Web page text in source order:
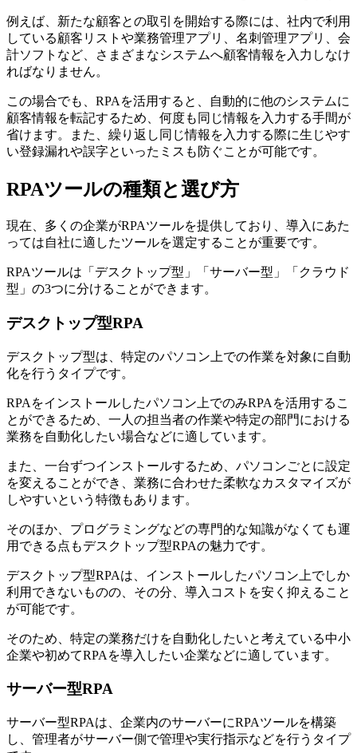
例えば、新たな顧客との取引を開始する際には、社内で利用
している顧客リストや業務管理アプリ、名刺管理アプリ、会
計ソフトなど、さまざまなシステムへ顧客情報を入力しなけ
ればなりません。
この場合でも、RPAを活用すると、自動的に他のシステムに
顧客情報を転記するため、何度も同じ情報を入力する手間が
省けます。また、繰り返し同じ情報を入力する際に生じやす
い登録漏れや誤字といったミスも防ぐことが可能です。
RPAツールの種類と選び方
現在、多くの企業がRPAツールを提供しており、導入にあた
っては自社に適したツールを選定することが重要です。
RPAツールは「デスクトップ型」「サーバー型」「クラウド
型」の3つに分けることができます。
デスクトップ型RPA
デスクトップ型は、特定のパソコン上での作業を対象に自動
化を行うタイプです。
RPAをインストールしたパソコン上でのみRPAを活用するこ
とができるため、一人の担当者の作業や特定の部門における
業務を自動化したい場合などに適しています。
また、一台ずつインストールするため、パソコンごとに設定
を変えることができ、業務に合わせた柔軟なカスタマイズが
しやすいという特徴もあります。
そのほか、プログラミングなどの専門的な知識がなくても運
用できる点もデスクトップ型RPAの魅力です。
デスクトップ型RPAは、インストールしたパソコン上でしか
利用できないものの、その分、導入コストを安く抑えること
が可能です。
そのため、特定の業務だけを自動化したいと考えている中小
企業や初めてRPAを導入したい企業などに適しています。
サーバー型RPA
サーバー型RPAは、企業内のサーバーにRPAツールを構築
し、管理者がサーバー側で管理や実行指示などを行うタイプ